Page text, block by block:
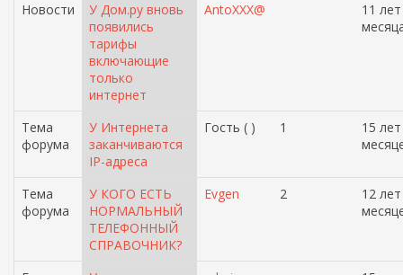
Новости
У Дом.ру вновь
появились
тарифы
включающие
только
интернет
AntoXXX@
11
Тема
форума
У Интернета
заканчиваются
IP-адреса
Гость ( ) 1
15
Тема
форума
У КОГО ЕСТЬ
НОРМАЛЬНЫЙ
ТЕЛЕФОННЫЙ
СПРАВОЧНИК?
Evgen 2
12